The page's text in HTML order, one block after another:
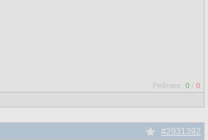
Рейтинг: 0 / 0
#2931392